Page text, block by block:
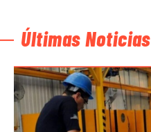
Últimas Noticias